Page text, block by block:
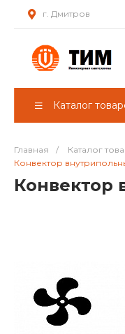
г. Дмитров
Каталог
Главная / Каталог
Конвектор
Конвектор